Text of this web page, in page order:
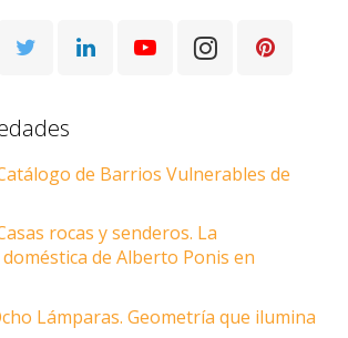
de Barrios Vulnerables de
rocas y senderos. La
de Alberto Ponis en
Lámparas. Geometría que ilumina